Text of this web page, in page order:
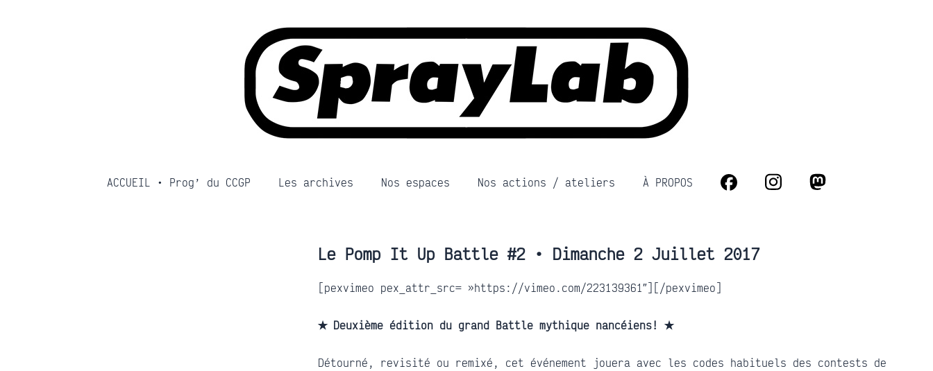
ACCUEIL • Prog’ du CCGP Les archives Nos espaces Nos actions / ateliers À PROPOS FacebookInstagramMastodon
Le Pomp It Up Battle #2 • Dimanche 2 Juillet 2017
[pexvimeo pex_attr_src= »https://vimeo.com/223139361″][/pexvimeo]
✭ Deuxième édition du grand Battle mythique nancéiens! ✭
Détourné, revisité ou remixé, cet événement jouera avec les codes habituels des contests de